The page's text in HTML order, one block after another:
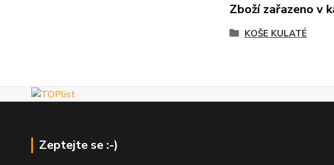
Zboží zařazeno v
KOŠE KULATÉ
Zeptejte se :-)